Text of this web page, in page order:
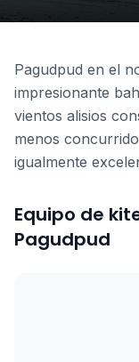
Pagudpud en el
impresionante
vientos alisios
menos
igualmente
Equipo de
Pagudpud